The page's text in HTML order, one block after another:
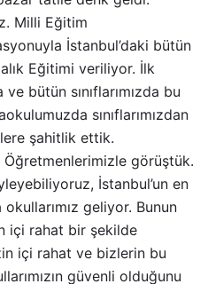
Milli Eğitim
İstanbul’daki bütün
Eğitimi veriliyor. İlk
bütün sınıflarımızda bu
sınıflarımızdan
şahitlik ettik.
görüştük.
İstanbul’un en
okullarımız geliyor. Bunun
içi rahat bir şekilde
içi rahat ve bizlerin bu
güvenli olduğunu